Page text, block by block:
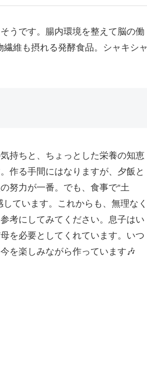
うです。腸内環境を整えて脳の働
維も摂れる発酵食品。シャキシャ
持ちと、ちょっとした栄養の知恵
作る手間にはなりますが、夕飯と
努力が一番。でも、食事で“土
ています。これからも、無理なく
考にしてみてください。息子はい
を必要としてくれています。いつ
を楽しみながら作っています🎶